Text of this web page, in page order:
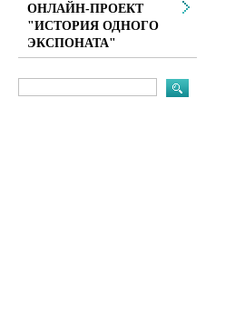
ОНЛАЙН-ПРОЕКТ
"ИСТОРИЯ ОДНОГО
ЭКСПОНАТА"